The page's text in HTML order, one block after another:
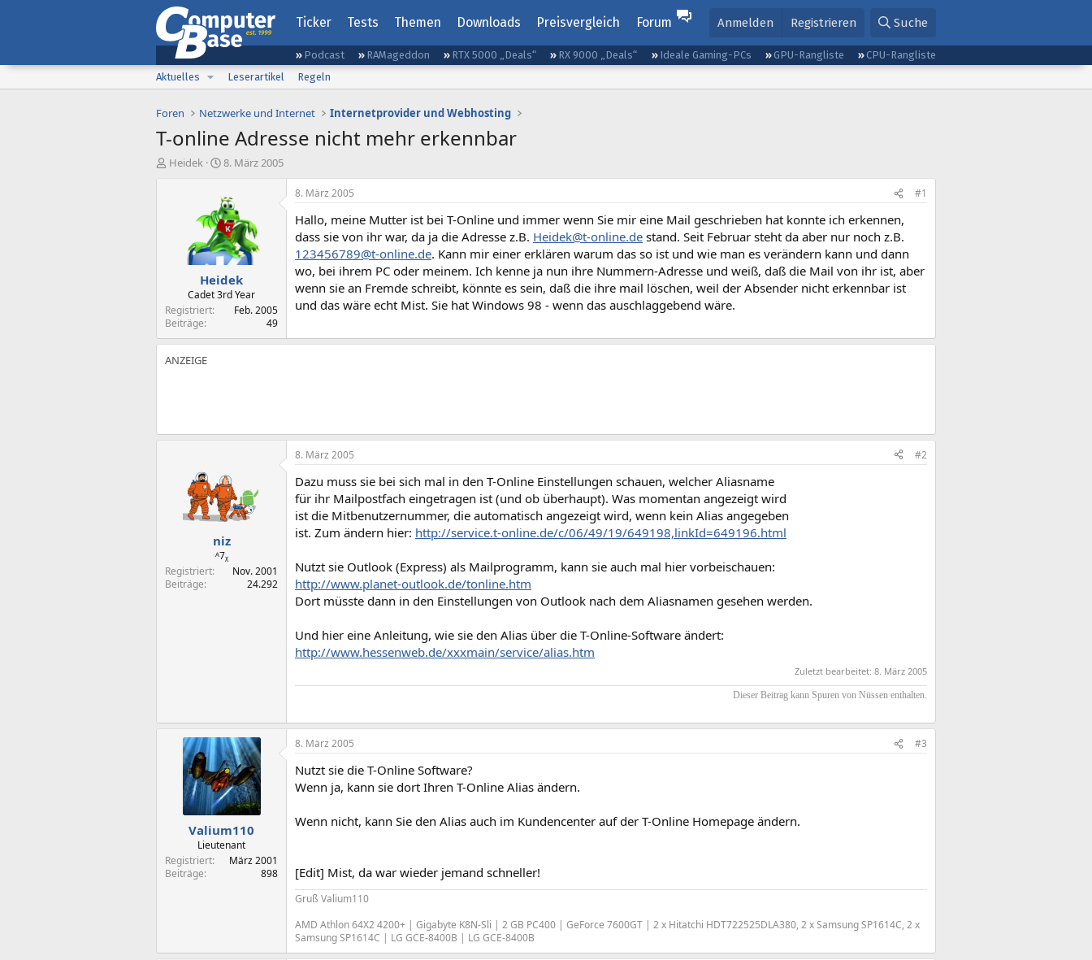
Ticker Tests Themen Downloads Preisvergleich Forum Anmelden Registrieren Suche
Podcast RAMageddon RTX 5000 „Deals“ RX 9000 „Deals“ Ideale Gaming-PCs GPU-Rangliste
CPU-Rangliste
Aktuelles
Leserartikel Regeln
Foren Netzwerke und Internet Internetprovider und Webhosting
T-online Adresse nicht mehr erkennbar
E
Heidek
E
t
e
l
l
t
a
m
8. März 2005
Heidek
Cadet 3rd Year
Registriert
Feb. 2005
Beiträge
49
8. März 2005 #1
Hallo, meine Mutter ist bei T-Online und immer wenn Sie mir eine Mail geschrieben hat konnte ich erkennen,
dass sie von ihr war, da ja die Adresse z.B. Heidek@t-online.de stand. Seit Februar steht da aber nur noch z.B.
123456789@t-online.de. Kann mir einer erklären warum das so ist und wie man es verändern kann und dann
wo, bei ihrem PC oder meinem. Ich kenne ja nun ihre Nummern-Adresse und weiß, daß die Mail von ihr ist, aber
wenn sie an Fremde schreibt, könnte es sein, daß die ihre mail löschen, weil der Absender nicht erkennbar ist
und das wäre echt Mist. Sie hat Windows 98 - wenn das auschlaggebend wäre.
niz
ᴬ7ᵪ
Registriert
Nov. 2001
Beiträge
24.292
8. März 2005 #2
Dazu muss sie bei sich mal in den T-Online Einstellungen schauen, welcher Aliasname
für ihr Mailpostfach eingetragen ist (und ob überhaupt). Was momentan angezeigt wird
ist die Mitbenutzernummer, die automatisch angezeigt wird, wenn kein Alias angegeben
ist. Zum ändern hier: http://service.t-online.de/c/06/49/19/649198,linkId=649196.html
Nutzt sie Outlook (Express) als Mailprogramm, kann sie auch mal hier vorbeischauen:
http://www.planet-outlook.de/tonline.htm
Dort müsste dann in den Einstellungen von Outlook nach dem Aliasnamen gesehen werden.
Und hier eine Anleitung, wie sie den Alias über die T-Online-Software ändert:
http://www.hessenweb.de/xxxmain/service/alias.htm
Zuletzt bearbeitet: 8. März 2005
Dieser Beitrag kann Spuren von Nüssen enthalten.​
Valium110
Lieutenant
Registriert
März 2001
Beiträge
898
8. März 2005 #3
Nutzt sie die T-Online Software?
Wenn ja, kann sie dort Ihren T-Online Alias ändern.
Wenn nicht, kann Sie den Alias auch im Kundencenter auf der T-Online Homepage ändern.
[Edit] Mist, da war wieder jemand schneller!
Gruß Valium110
AMD Athlon 64X2 4200+ | Gigabyte K8N-Sli | 2 GB PC400 | GeForce 7600GT | 2 x Hitatchi HDT722525DLA380, 2 x Samsung SP1614C, 2 x
Samsung SP1614C | LG GCE-8400B | LG GCE-8400B